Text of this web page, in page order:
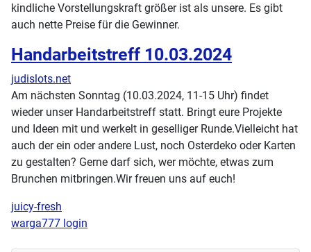
kindliche Vorstellungskraft größer ist als unsere. Es gibt
auch nette Preise für die Gewinner.
Handarbeitstreff 10.03.2024
judislots.net
Am nächsten Sonntag (10.03.2024, 11-15 Uhr) findet
wieder unser Handarbeitstreff statt. Bringt eure Projekte
und Ideen mit und werkelt in geselliger Runde.Vielleicht hat
auch der ein oder andere Lust, noch Osterdeko oder Karten
zu gestalten? Gerne darf sich, wer möchte, etwas zum
Brunchen mitbringen.Wir freuen uns auf euch!
juicy-fresh
warga777 login